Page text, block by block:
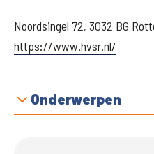
Noordsingel 72, 3032 BG
https://www.hvsr.nl/
Onderwerpen